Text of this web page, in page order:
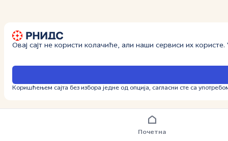
Почетна
Овај сајт не користи колачиће, али наши сервиси их
Коришћењем сајта без избора једне од опција, сагласни сте са